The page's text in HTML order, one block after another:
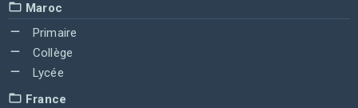
Maroc
Primaire
Collège
Lycée
France